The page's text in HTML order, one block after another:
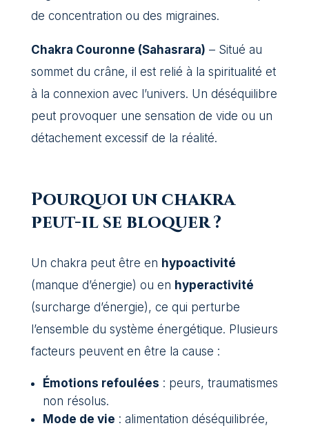
de concentration ou des migraines.
Chakra Couronne (Sahasrara) – Situé au
sommet du crâne, il est relié à la spiritualité et
à la connexion avec l’univers. Un déséquilibre
peut provoquer une sensation de vide ou un
détachement excessif de la réalité.
Pourquoi un chakra
peut-il se bloquer ?
Un chakra peut être en hypoactivité
(manque d’énergie) ou en hyperactivité
(surcharge d’énergie), ce qui perturbe
l’ensemble du système énergétique. Plusieurs
facteurs peuvent en être la cause :
Émotions refoulées : peurs, traumatismes
non résolus.
Mode de vie : alimentation déséquilibrée,